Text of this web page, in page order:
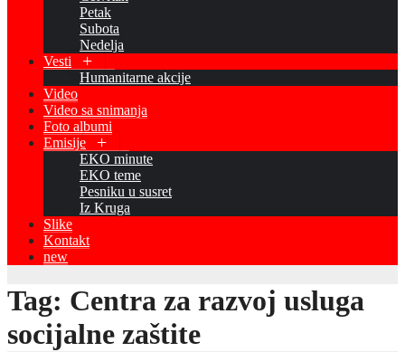
Petak
Subota
Nedelja
Vesti
Humanitarne akcije
Video
Video sa snimanja
Foto albumi
Emisije
EKO minute
EKO teme
Pesniku u susret
Iz Kruga
Slike
Kontakt
new
Tag: Centra za razvoj usluga
socijalne zaštite